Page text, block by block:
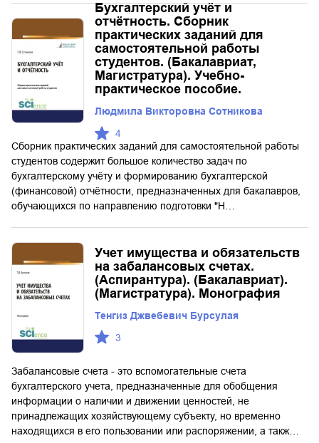
Бухгалтерский учёт и
отчётность. Сборник
практических заданий для
самостоятельной работы
студентов. (Бакалавриат,
Магистратура). Учебно-
практическое пособие.
Людмила Викторовна Сотникова
4
Сборник практических заданий для самостоятельной работы
студентов содержит большое количество задач по
бухгалтерскому учёту и формированию бухгалтерской
(финансовой) отчётности, предназначенных для бакалавров,
обучающихся по направлению подготовки "Н…
Учет имущества и обязательств
на забалансовых счетах.
(Аспирантура). (Бакалавриат).
(Магистратура). Монография
Тенгиз Джвебевич Бурсулая
3
Забалансовые счета - это вспомогательные счета
бухгалтерского учета, предназначенные для обобщения
информации о наличии и движении ценностей, не
принадлежащих хозяйствующему субъекту, но временно
находящихся в его пользовании или распоряжении, а такж…